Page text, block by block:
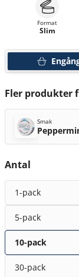
Format
Slim
Fler produkter
Smak
Antal
1-pack
5-pack
10-pack
30-pack